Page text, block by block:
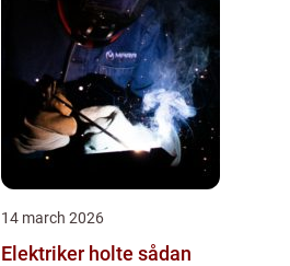
14 march 2026
Elektriker holte sådan